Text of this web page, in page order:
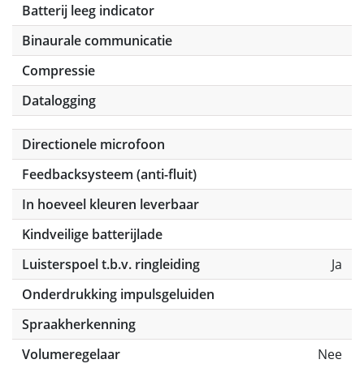
Batterij leeg indicator
Binaurale communicatie
Compressie
Datalogging
Directionele microfoon
Feedbacksysteem (anti-fluit)
In hoeveel kleuren leverbaar
Kindveilige batterijlade
Luisterspoel t.b.v. ringleiding
Ja
Onderdrukking impulsgeluiden
Spraakherkenning
Volumeregelaar
Nee